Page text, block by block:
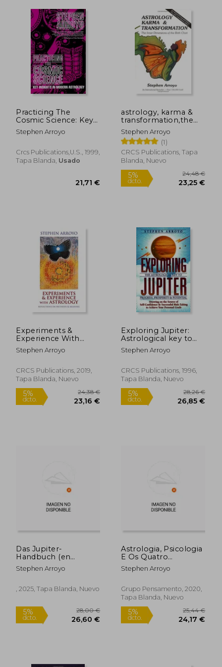
5%
dcto. 19,64 €
5%
dcto.
Practicing The
Cosmic Science: Key
Insights In Modern
Astrology (en Inglés)
Stephen Arroyo
Crcs Publications,u.s., 1999,
Tapa Blanda, Usado
21,71 €
astrology, karma &
transformation,the
inner dimensions of
the birth chart (en
Inglés)
Stephen Arroyo
(1)
CRCS Publications, Tapa
Blanda, Nuevo
5%
dcto.
Experiments &
Experience With
Astrology: Reflections
on Methods &
Stephen Arroyo
CRCS Publications, 2019,
Tapa Blanda, Nuevo
5%
dcto.
24,38 €
23,16 €
Exploring Jupiter:
Astrological key to
Progress, Prosperity
& Potential (en
Stephen Arroyo
CRCS Publications, 1996,
Tapa Blanda, Nuevo
5%
dcto.
Das Jupiter-
Handbuch (en
Alemán)
Stephen Arroyo
, 2025, Tapa Blanda, Nuevo
Astrologia, Psicologia
E Os Quatro
Elementos
(portuguese Edition)
Stephen Arroyo
Grupo Pensamento, 2020,
Tapa Blanda, Nuevo